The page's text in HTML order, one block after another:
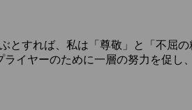
とすれば、私は「尊敬」と「不屈
イヤーのために一層の努力を促